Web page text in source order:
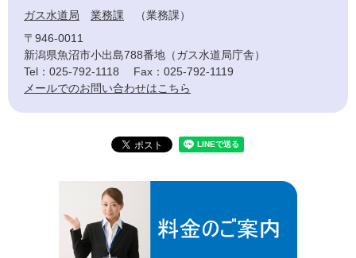
ガス水道局 業務課
業務課
〒946-0011
新潟県魚沼市小出島788番地（ガス水道局庁舎）
Tel：025-792-1118
Fax：025-792-1119
メールでのお問い合わせはこちら